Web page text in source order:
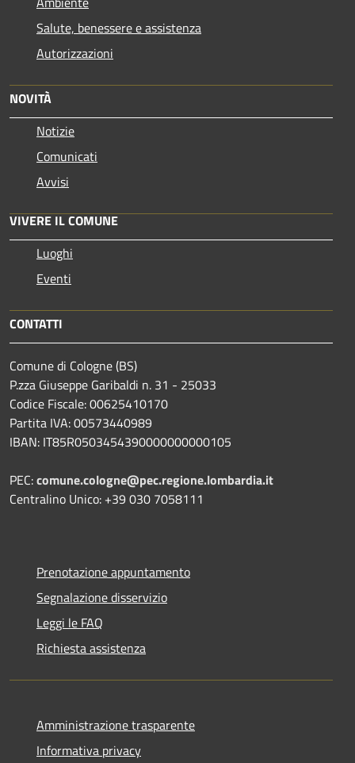
Salute, benessere e assistenza
Autorizzazioni
NOVITÀ
Notizie
Comunicati
Avvisi
VIVERE IL COMUNE
Luoghi
Eventi
CONTATTI
Comune di Cologne (BS)
P.zza Giuseppe Garibaldi n. 31 - 25033
Codice Fiscale: 00625410170
Partita IVA: 00573440989
IBAN: IT85R0503454390000000000105
PEC:comune.cologne@pec.regione.lombardia.it
Centralino Unico: +39 030 7058111
Prenotazione appuntamento
Segnalazione disservizio
Leggi le FAQ
Richiesta assistenza
Amministrazione trasparente
Informativa privacy